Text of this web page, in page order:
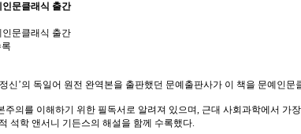
인문클래식 출간
인문클래식 출간
신’의 독일어 원전 완역본을 출판했던 문예출판사가 이 책을 문예인문
의를 이해하기 위한 필독서로 알려져 있으며, 근대 사회과학에서 가
석학 앤서니 기든스의 해설을 함께 수록했다.